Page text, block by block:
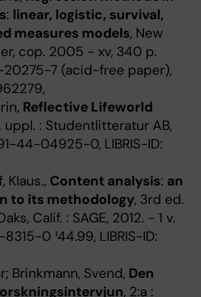
: linear, logistic, survival,
measures models, New
cop. 2005 - xv, 340 p.
20275-7 (acid-free paper),
Reflective Lifeworld
uppl. : Studentlitteratur AB,
44-04925-0, LIBRIS-ID:
Klaus., Content analysis: an
to its methodology, 3rd ed.
Calif. : SAGE, 2012. - 1 v.
8315-0 ¹44.99, LIBRIS-ID:
Brinkmann, Svend, Den
, 2:a :